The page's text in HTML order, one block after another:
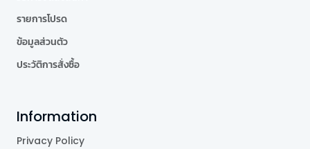
รายการโปรด
ข้อมูลส่วนตัว
ประวัติการสั่งซื้อ
Information
Privacy Policy